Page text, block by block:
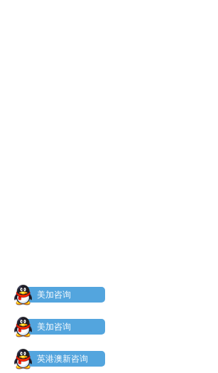
美加咨询
美加咨询
英港澳新咨询